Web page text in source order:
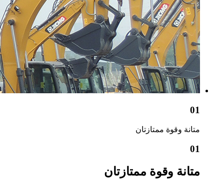
01
متانة وقوة ممتازتان
01
متانة وقوة ممتازتان